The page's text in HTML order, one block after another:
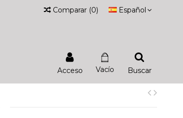
Español
Comparar (0)
Buscar
Vacío
Acceso